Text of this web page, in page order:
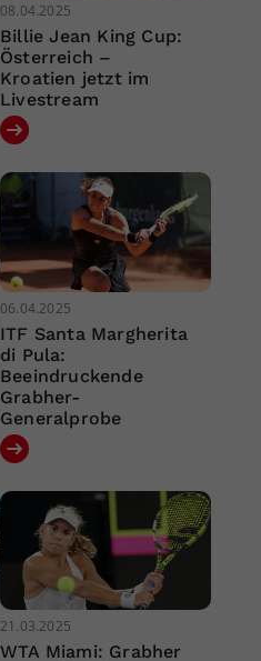
08.04.2025
Billie Jean King Cup:
Österreich –
Kroatien jetzt im
Livestream
06.04.2025
ITF Santa Margherita
di Pula:
Beeindruckende
Grabher-
Generalprobe
21.03.2025
WTA Miami: Grabher